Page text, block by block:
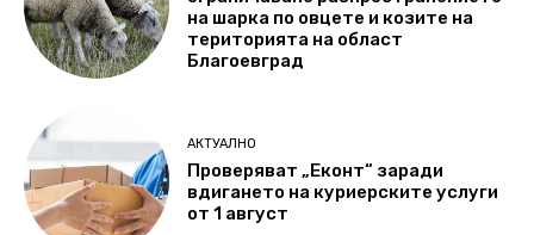
на шарка по овцете и козите на
територията на област
Благоевград
АКТУАЛНО
Проверяват „Еконт“ заради
вдигането на куриерските услуги
от 1 август